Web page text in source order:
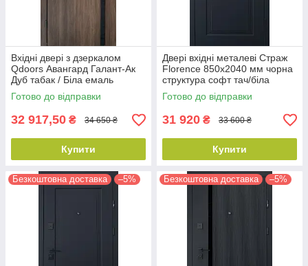
Вхідні двері з дзеркалом
Qdoors Авангард Галант-Ак
Дуб табак / Біла емаль
850х2040 мм
Готово до відправки
32 917,50 ₴ 34 650 ₴
Купити
Двері вхідні металеві Страж
Florence 850х2040 мм чорна
структура софт тач/біла
емаль Ліві
Готово до відправки
31 920 ₴ 33 600 ₴
Купити
Безкоштовна доставка –5% Безкоштовна доставка –5%